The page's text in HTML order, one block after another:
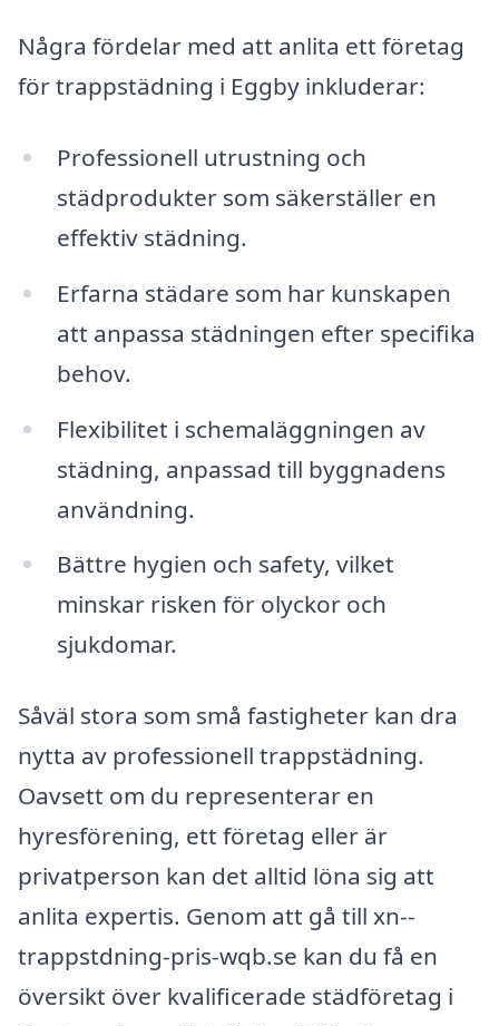
Några fördelar med att anlita ett företag
för trappstädning i Eggby inkluderar:
Professionell utrustning och
städprodukter som säkerställer en
effektiv städning.
Erfarna städare som har kunskapen
att anpassa städningen efter specifika
behov.
Flexibilitet i schemaläggningen av
städning, anpassad till byggnadens
användning.
Bättre hygien och safety, vilket
minskar risken för olyckor och
sjukdomar.
Såväl stora som små fastigheter kan dra
nytta av professionell trappstädning.
Oavsett om du representerar en
hyresförening, ett företag eller är
privatperson kan det alltid löna sig att
anlita expertis. Genom att gå till xn--
trappstdning-pris-wqb.se kan du få en
översikt över kvalificerade städföretag i